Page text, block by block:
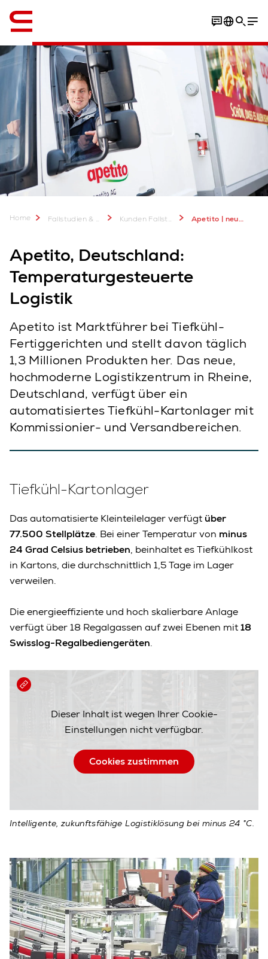
Fallstudie herunterladen
Home Fallstudien & mehr Kunden Fallstudien Apetito | neues automatisiertes Tiefkühl-Kartonlager von Swisslog
Apetito, Deutschland:
Temperaturgesteuerte
Logistik
Apetito ist Marktführer bei Tiefkühl-
Fertiggerichten und stellt davon täglich
1,3 Millionen Produkten her. Das neue,
hochmoderne Logistikzentrum in Rheine,
Deutschland, verfügt über ein
automatisiertes Tiefkühl-Kartonlager mit
Kommissionier- und Versandbereichen.
Dieser Inhalt ist wegen Ihrer Cookie-
Einstellungen nicht verfügbar.
Cookies zustimmen
Intelligente, zukunftsfähige Logistiklösung bei minus 24 °C.
Tiefkühl-Kartonlager
Das automatisierte Kleinteilelager verfügt über
77.500 Stellplätze. Bei einer Temperatur von minus
24 Grad Celsius betrieben, beinhaltet es Tiefkühlkost
in Kartons, die durchschnittlich 1,5 Tage im Lager
verweilen.
Die energieeffiziente und hoch skalierbare Anlage
verfügt über 18 Regalgassen auf zwei Ebenen mit18
Swisslog-Regalbediengeräten.